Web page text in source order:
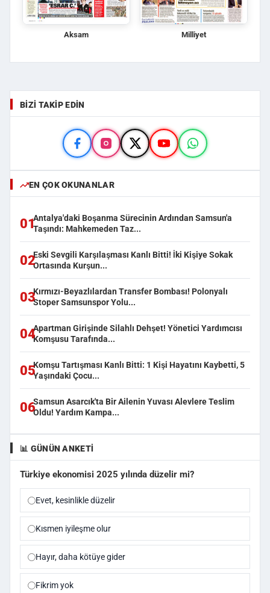
Aksam Milliyet
BIZI TAKIP EDIN
EN ÇOK OKUNANLAR
01Antalya'daki Boşanma Sürecinin Ardından Samsun'a
Taşındı: Mahkemeden Taz...
02Eski Sevgili Karşılaşması Kanlı Bitti! İki Kişiye Sokak
Ortasında Kurşun...
03Kırmızı-Beyazlılardan Transfer Bombası! Polonyalı
Stoper Samsunspor Yolu...
04Apartman Girişinde Silahlı Dehşet! Yönetici Yardımcısı
Komşusu Tarafında...
05Komşu Tartışması Kanlı Bitti: 1 Kişi Hayatını Kaybetti, 5
Yaşındaki Çocu...
06Samsun Asarcık'ta Bir Ailenin Yuvası Alevlere Teslim
Oldu! Yardım Kampa...
📊 GÜNÜN ANKETI
Türkiye ekonomisi 2025 yılında düzelir mi?
Evet, kesinlikle düzelir
Kısmen iyileşme olur
Hayır, daha kötüye gider
Fikrim yok